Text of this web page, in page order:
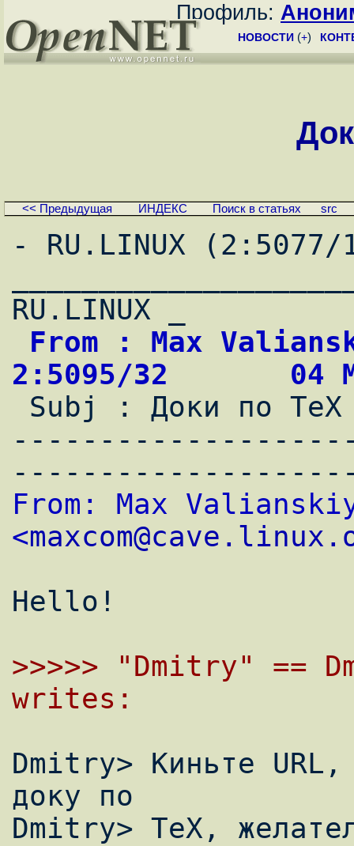
Профиль:
НОВОСТИ (+)
<< Предыдущая ИНДЕКС Поиск в статьях src
- RU.LINUX (2:5077/
2:5095/32       04
From: Max
<
Hello!
>>>>> "Dmitry" ==
writes:
Dmitry> Киньте
доку по
Dmitry> TeX,